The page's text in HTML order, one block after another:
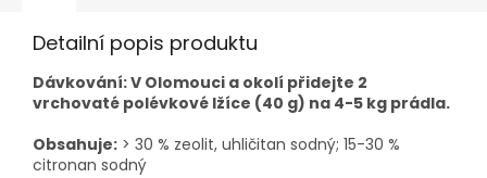
Detailní popis produktu
Dávkování:V Olomouci a okolí přidejte 2
vrchovaté polévkové lžíce (40 g) na 4-5 kg prádla.
Obsahuje: > 30 % zeolit, uhličitan sodný; 15-30 %
citronan sodný